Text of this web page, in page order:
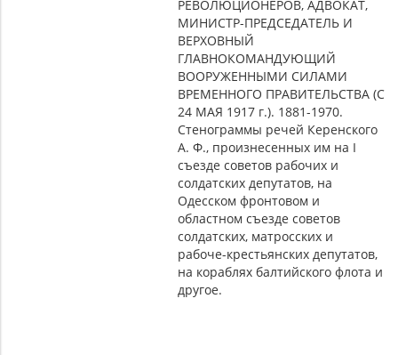
РЕВОЛЮЦИОНЕРОВ, АДВОКАТ,
МИНИСТР-ПРЕДСЕДАТЕЛЬ И
ВЕРХОВНЫЙ
ГЛАВНОКОМАНДУЮЩИЙ
ВООРУЖЕННЫМИ СИЛАМИ
ВРЕМЕННОГО ПРАВИТЕЛЬСТВА (С
24 МАЯ 1917 г.). 1881-1970.
Стенограммы речей Керенского
А. Ф., произнесенных им на I
съезде советов рабочих и
солдатских депутатов, на
Одесском фронтовом и
областном съезде советов
солдатских, матросских и
рабоче-крестьянских депутатов,
на кораблях балтийского флота и
другое.